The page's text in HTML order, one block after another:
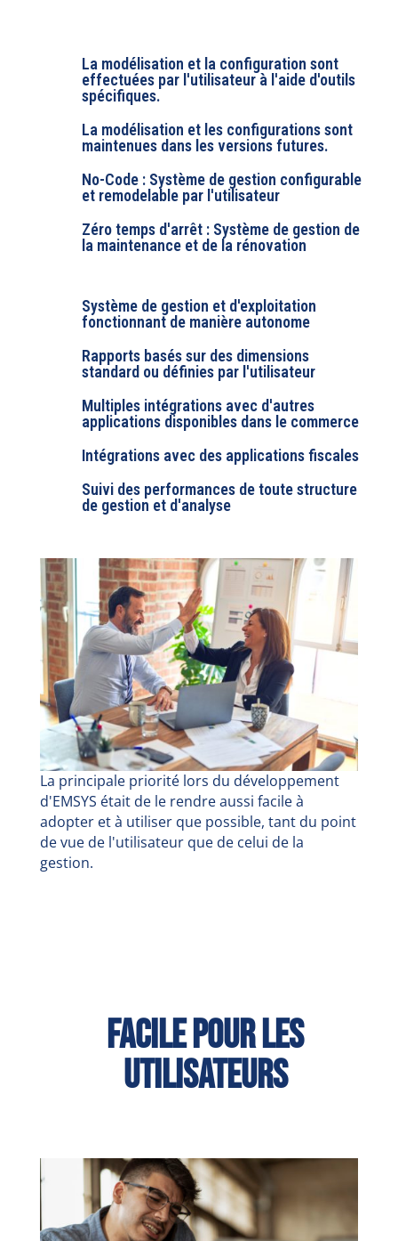
La modélisation et la configuration sont
effectuées par l'utilisateur à l'aide d'outils
spécifiques.
La modélisation et les configurations sont
maintenues dans les versions futures.
No-Code : Système de gestion configurable
et remodelable par l'utilisateur
Zéro temps d'arrêt : Système de gestion de
la maintenance et de la rénovation
Système de gestion et d'exploitation
fonctionnant de manière autonome
Rapports basés sur des dimensions
standard ou définies par l'utilisateur
Multiples intégrations avec d'autres
applications disponibles dans le commerce
Intégrations avec des applications fiscales
Suivi des performances de toute structure
de gestion et d'analyse
La principale priorité lors du développement
d'EMSYS était de le rendre aussi facile à
adopter et à utiliser que possible, tant du point
de vue de l'utilisateur que de celui de la
gestion.
Facile pour les
utilisateurs